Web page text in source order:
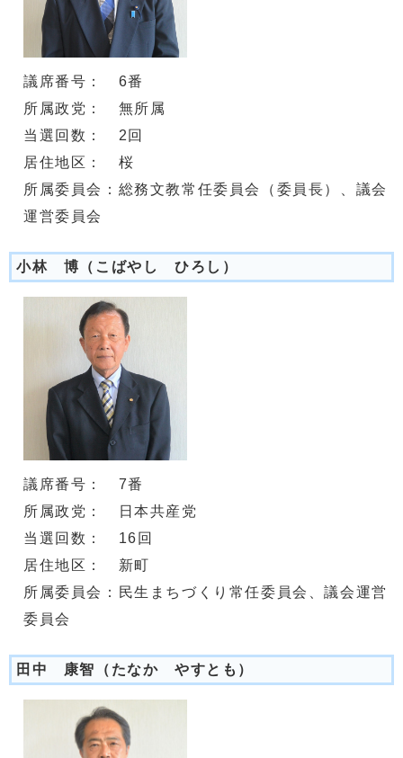
議席番号： 6番
所属政党： 無所属
当選回数： 2回
居住地区： 桜
所属委員会：総務文教常任委員会（委員長）、議会
運営委員会
小林 博（こばやし ひろし）
議席番号： 7番
所属政党： 日本共産党
当選回数： 16回
居住地区： 新町
所属委員会：民生まちづくり常任委員会、議会運営
委員会
田中 康智（たなか やすとも）